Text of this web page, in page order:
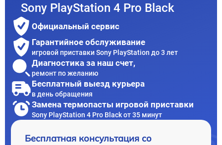
Sony PlayStation 4 Pro Black
Официальный сервис
Гарантийное обслуживание
игровой приставки Sony PlayStation до 3 лет
Диагностика за наш счет,
ремонт по желанию
Бесплатный выезд курьера
в день обращения
Замена термопасты игровой приставки
Sony PlayStation 4 Pro Black от 35 минут
Бесплатная консультация со